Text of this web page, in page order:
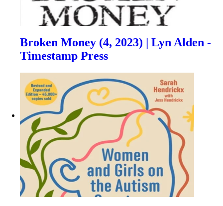
Broken Money (4, 2023) | Lyn Alden -
Timestamp Press